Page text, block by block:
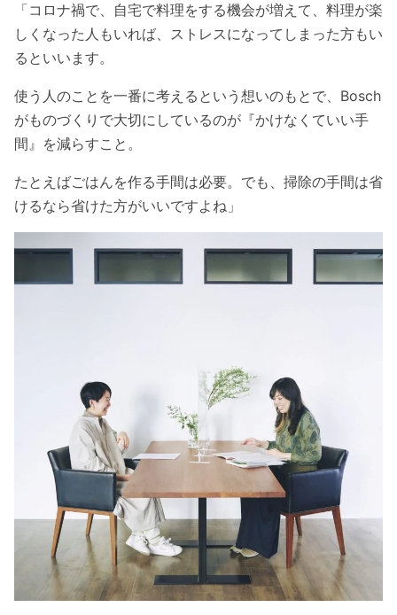
「コロナ禍で、自宅で料理をする機会が増えて、料理が楽
しくなった人もいれば、ストレスになってしまった方もい
るといいます。
使う人のことを一番に考えるという想いのもとで、Bosch
がものづくりで大切にしているのが『かけなくていい手
間』を減らすこと。
たとえばごはんを作る手間は必要。でも、掃除の手間は省
けるなら省けた方がいいですよね」